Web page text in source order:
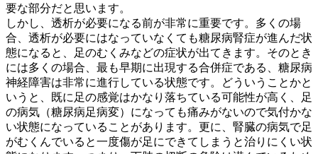
要な部分だと思います。
しかし、透析が必要になる前が非常に重要です。多くの場
合、透析が必要にはなっていなくても糖尿病腎症が進んだ状
態になると、足のむくみなどの症状が出てきます。そのとき
には多くの場合、最も早期に出現する合併症である、糖尿病
神経障害は非常に進行している状態です。どういうことかと
いうと、既に足の感覚はかなり落ちている可能性が高く、足
の病気（糖尿病足病変）になっても痛みがないので気付かな
い状態になっていることがあります。更に、腎臓の病気で足
がむくんでいると一度傷が足にできてしまうと治りにくい状